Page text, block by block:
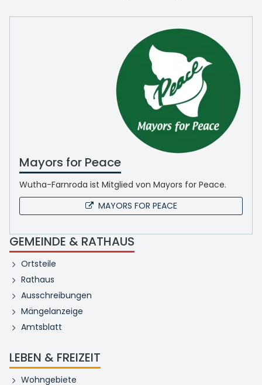
Mayors for Peace
Wutha-Farnroda ist Mitglied von Mayors for Peace.
MAYORS FOR PEACE
GEMEINDE & RATHAUS
Ortsteile
Rathaus
Ausschreibungen
Mängelanzeige
Amtsblatt
LEBEN & FREIZEIT
Wohngebiete